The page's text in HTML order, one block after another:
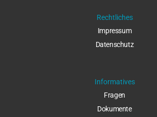
Rechtliches
Impressum
Datenschutz
Informatives
Fragen
Dokumente